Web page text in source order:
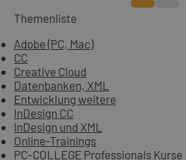
Themenliste
Adobe (PC, Mac)
CC
Creative Cloud
Datenbanken, XML
Entwicklung weitere
InDesign CC
InDesign und XML
Online-Trainings
PC-COLLEGE Professionals Kurse